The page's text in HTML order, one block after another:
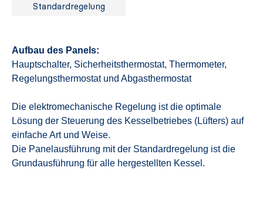
Standardregelung
Aufbau des Panels:
Hauptschalter, Sicherheitsthermostat, Thermometer,
Regelungsthermostat und Abgasthermostat
Die elektromechanische Regelung ist die optimale
Lösung der Steuerung des Kesselbetriebes (Lüfters) auf
einfache Art und Weise.
Die Panelausführung mit der Standardregelung ist die
Grundausführung für alle hergestellten Kessel.